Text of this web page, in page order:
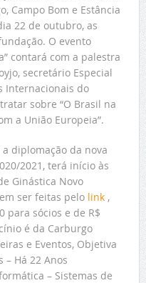
Campo Bom e Estância
22 de outubro, as
O evento
contará com a palestra
secretário Especial
Internacionais do
sobre “O Brasil na
a União Europeia”.
diplomação da nova
2021, terá início às
Ginástica Novo
ser feitas pelo link,
para sócios e de R$
é da Carburgo
e Eventos, Objetiva
Há 22 Anos
– Sistemas de